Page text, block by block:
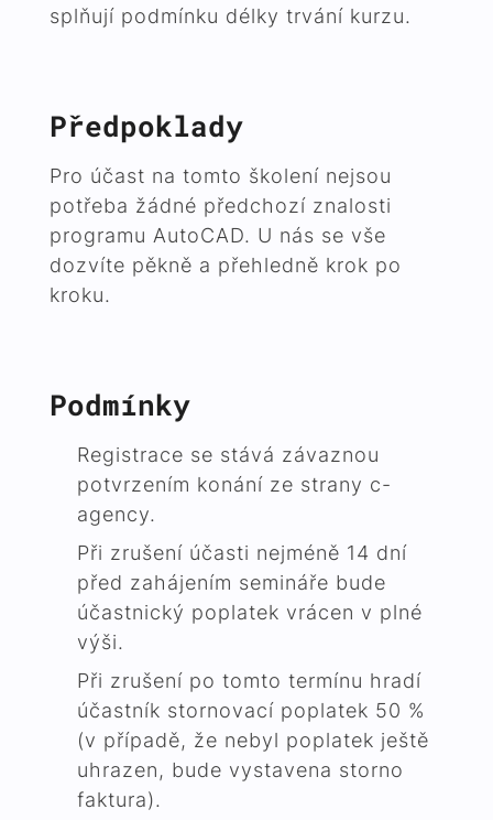
splňují podmínku délky trvání kurzu.
Předpoklady
Pro účast na tomto školení nejsou
potřeba žádné předchozí znalosti
programu AutoCAD. U nás se vše
dozvíte pěkně a přehledně krok po
kroku.
Podmínky
Registrace se stává závaznou
potvrzením konání ze strany c-
agency.
Při zrušení účasti nejméně 14 dní
před zahájením semináře bude
účastnický poplatek vrácen v plné
výši.
Při zrušení po tomto termínu hradí
účastník stornovací poplatek 50 %
(v případě, že nebyl poplatek ještě
uhrazen, bude vystavena storno
faktura).